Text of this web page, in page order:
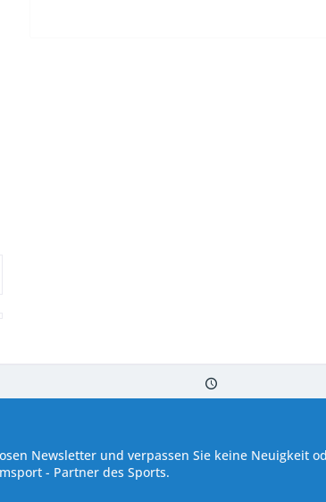
Newsletter und verpassen Sie keine Neuigkeit
- Partner des Sports.